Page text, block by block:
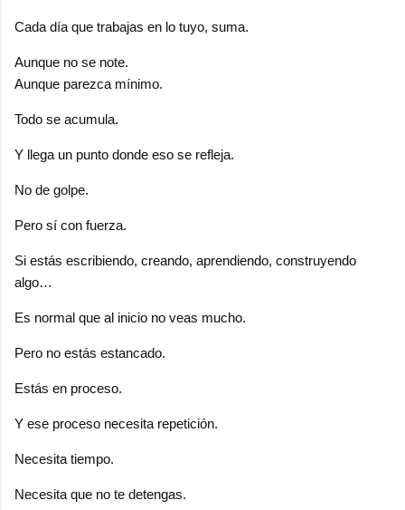
Cada día que trabajas en lo tuyo, suma.
Aunque no se note.
Aunque parezca mínimo.
Todo se acumula.
Y llega un punto donde eso se refleja.
No de golpe.
Pero sí con fuerza.
Si estás escribiendo, creando, aprendiendo, construyendo
algo…
Es normal que al inicio no veas mucho.
Pero no estás estancado.
Estás en proceso.
Y ese proceso necesita repetición.
Necesita tiempo.
Necesita que no te detengas.